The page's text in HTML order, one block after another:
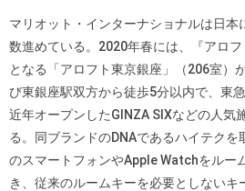
マリオット・インターナショナルは日本
数進めている。2020年春には、『アロ
となる「アロフト東京銀座」（206室）
び東銀座駅双方から徒歩5分以内で、東急
近年オープンしたGINZA SIXなどの人気
る。同ブランドのDNAであるハイテクを
のスマートフォンやApple Watchをルー
き、従来のルームキーを必要としないキ